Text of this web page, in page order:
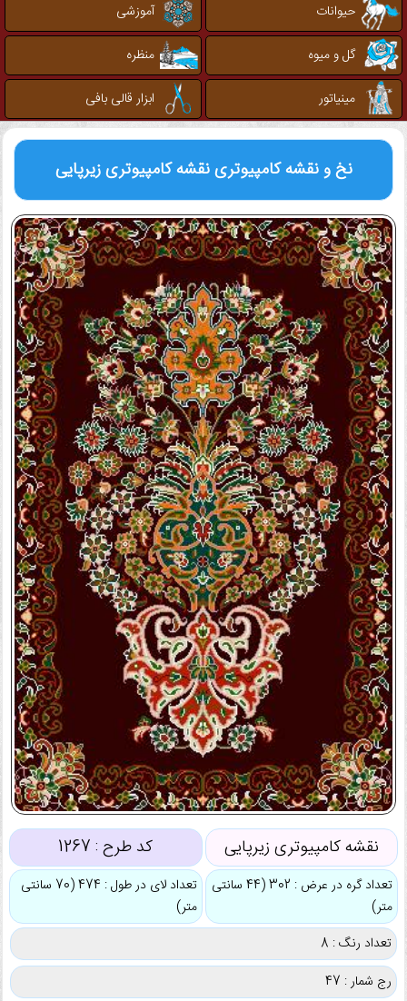
حیوانات
آموزشی
گل و میوه
منظره
مینیاتور
ابزار قالی بافی
نخ و نقشه کامپیوترینقشه کامپیوتری زیرپایی
نقشه کامپیوتری زیرپایی کد طرح : 1267
تعداد گره در عرض : 302 (44 سانتی
متر)
تعداد لای در طول : 474 (70 سانتی
متر)
تعداد رنگ : 8
رج شمار : 47